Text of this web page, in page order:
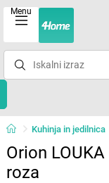
Menu
Kuhinja in jedilnica
Orion
roza